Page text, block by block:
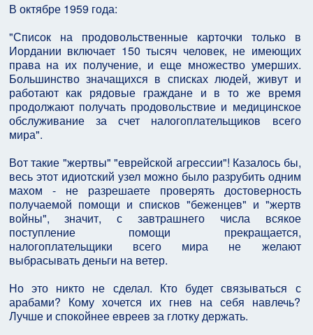
В октябре 1959 года:
"Список на продовольственные карточки только в
Иордании включает 150 тысяч человек, не имеющих
права на их получение, и еще множество умерших.
Большинство значащихся в списках людей, живут и
работают как рядовые граждане и в то же время
продолжают получать продовольствие и медицинское
обслуживание за счет налогоплательщиков всего
мира".
Вот такие "жертвы" "еврейской агрессии"! Казалось бы,
весь этот идиотский узел можно было разрубить одним
махом - не разрешаете проверять достоверность
получаемой помощи и списков "беженцев" и "жертв
войны", значит, с завтрашнего числа всякое
поступление помощи прекращается,
налогоплательщики всего мира не желают
выбрасывать деньги на ветер.
Но это никто не сделал. Кто будет связываться с
арабами? Кому хочется их гнев на себя навлечь?
Лучше и спокойнее евреев за глотку держать.